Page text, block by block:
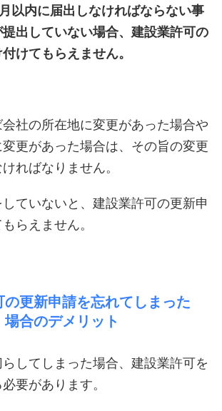
以内に届出しなければならない事
出していない場合、建設業許可の
けてもらえません。
会社の所在地に変更があった場合や
更があった場合は、その旨の変更
ればなりません。
ていないと、建設業許可の更新申
らえません。
の更新申請を忘れてしまった
場合のデメリット
してしまった場合、建設業許可を
要があります。